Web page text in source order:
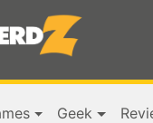
Geek